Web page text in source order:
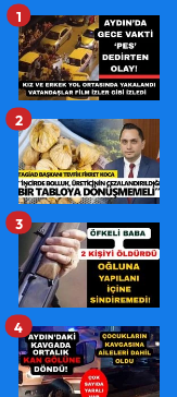
1
2
3
4